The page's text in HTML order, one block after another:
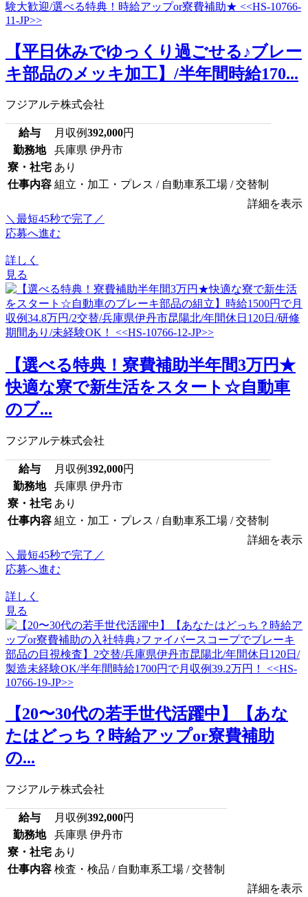
【平日休みでゆっくり過ごせる♪ブレー
キ部品のメッキ加工】/半年間時給170...
フジアルテ株式会社
給与 月収例392,000円
勤務地
兵庫県 伊丹市
寮・社宅 あり
仕事内容 組立・加工・プレス / 自動車系工場 / 交替制
詳細を表示
＼最短45秒で完了／
応募へ進む
詳しく
見る
【選べる特典！寮費補助半年間3万円★
快適な寮で新生活をスタート☆自動車
のブ...
フジアルテ株式会社
給与 月収例392,000円
勤務地
兵庫県 伊丹市
寮・社宅 あり
仕事内容 組立・加工・プレス / 自動車系工場 / 交替制
詳細を表示
＼最短45秒で完了／
応募へ進む
詳しく
見る
【20〜30代の若手世代活躍中】【あな
たはどっち？時給アップor寮費補助
の...
フジアルテ株式会社
給与 月収例392,000円
勤務地
兵庫県 伊丹市
寮・社宅 あり
仕事内容 検査・検品 / 自動車系工場 / 交替制
詳細を表示